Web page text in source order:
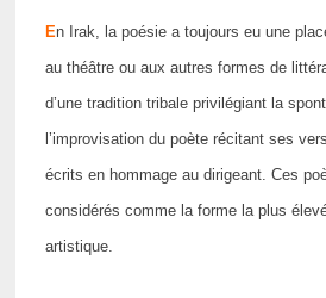
En Irak, la poésie a toujours eu une
au théâtre ou aux autres formes de
d’une tradition tribale privilégiant la
l’improvisation du poète récitant ses
écrits en hommage au dirigeant. Ces
considérés comme la forme la plus
artistique.